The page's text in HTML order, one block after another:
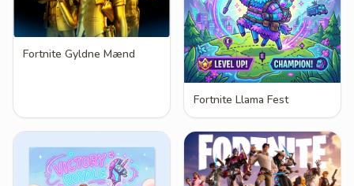
Fortnite Gyldne Mænd
Fortnite Llama Fest